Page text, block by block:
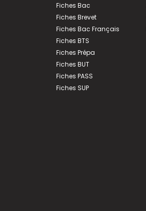
Fiches Bac
Fiches Brevet
Fiches Bac Français
Fiches BTS
Fiches Prépa
Fiches BUT
Fiches PASS
Fiches SUP